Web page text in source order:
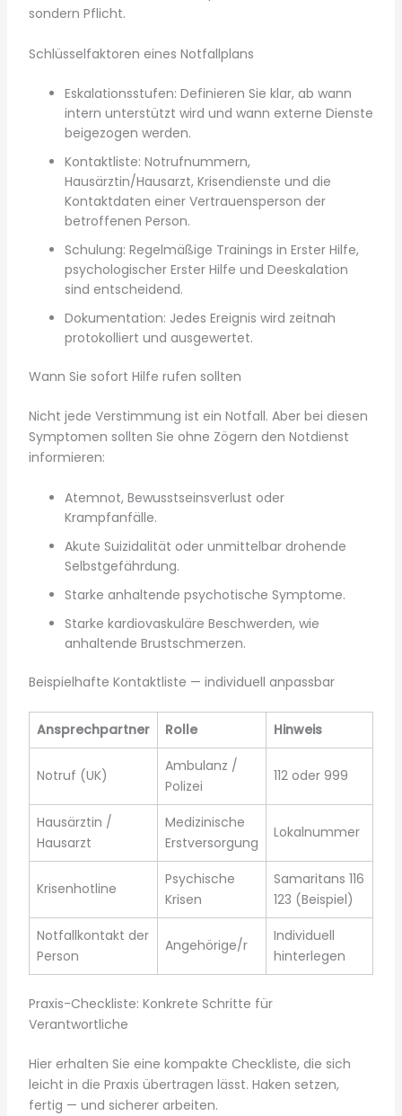
sondern Pflicht.
Schlüsselfaktoren eines Notfallplans
Eskalationsstufen: Definieren Sie klar, ab wann
intern unterstützt wird und wann externe Dienste
beigezogen werden.
Kontaktliste: Notrufnummern,
Hausärztin/Hausarzt, Krisendienste und die
Kontaktdaten einer Vertrauensperson der
betroffenen Person.
Schulung: Regelmäßige Trainings in Erster Hilfe,
psychologischer Erster Hilfe und Deeskalation
sind entscheidend.
Dokumentation: Jedes Ereignis wird zeitnah
protokolliert und ausgewertet.
Wann Sie sofort Hilfe rufen sollten
Nicht jede Verstimmung ist ein Notfall. Aber bei diesen
Symptomen sollten Sie ohne Zögern den Notdienst
informieren:
Atemnot, Bewusstseinsverlust oder
Krampfanfälle.
Akute Suizidalität oder unmittelbar drohende
Selbstgefährdung.
Starke anhaltende psychotische Symptome.
Starke kardiovaskuläre Beschwerden, wie
anhaltende Brustschmerzen.
Beispielhafte Kontaktliste — individuell anpassbar
Ansprechpartner Rolle Hinweis
Notruf (UK)
Ambulanz /
Polizei
112 oder 999
Hausärztin /
Hausarzt
Medizinische
Erstversorgung
Lokalnummer
Krisenhotline
Psychische
Krisen
Samaritans 116
123 (Beispiel)
Notfallkontakt der
Person
Angehörige/r
Individuell
hinterlegen
Praxis-Checkliste: Konkrete Schritte für
Verantwortliche
Hier erhalten Sie eine kompakte Checkliste, die sich
leicht in die Praxis übertragen lässt. Haken setzen,
fertig — und sicherer arbeiten.